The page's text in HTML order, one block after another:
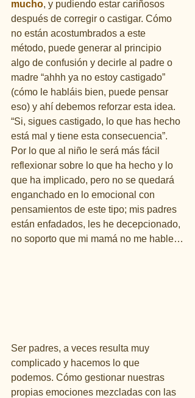
mucho, y pudiendo estar cariñosos
después de corregir o castigar. Cómo
no están acostumbrados a este
método, puede generar al principio
algo de confusión y decirle al padre o
madre “ahhh ya no estoy castigado”
(cómo le habláis bien, puede pensar
eso) y ahí debemos reforzar esta idea.
“Si, sigues castigado, lo que has hecho
está mal y tiene esta consecuencia”.
Por lo que al niño le será más fácil
reflexionar sobre lo que ha hecho y lo
que ha implicado, pero no se quedará
enganchado en lo emocional con
pensamientos de este tipo; mis padres
están enfadados, les he decepcionado,
no soporto que mi mamá no me hable…
Ser padres, a veces resulta muy
complicado y hacemos lo que
podemos. Cómo gestionar nuestras
propias emociones mezcladas con las